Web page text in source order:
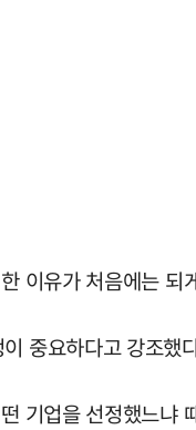
이유가 처음에는
중요하다고 강조했
기업을 선정했느